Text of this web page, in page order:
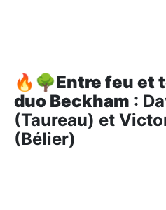
🔥🌳Entre feu et
duo Beckham :
(Taureau) et
(Bélier)